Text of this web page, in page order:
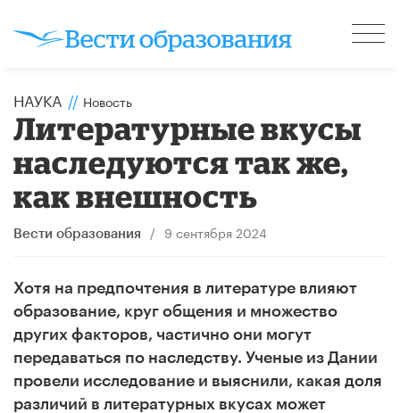
НАУКА // Новость
Литературные вкусы
наследуются так же,
как внешность
Вести образования / 9 сентября 2024
Хотя на предпочтения в литературе влияют
образование, круг общения и множество
других факторов, частично они могут
передаваться по наследству. Ученые из Дании
провели исследование и выяснили, какая доля
различий в литературных вкусах может